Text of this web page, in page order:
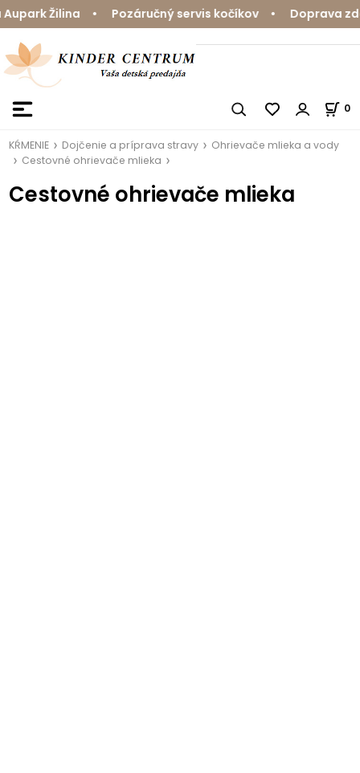
Žilina • Pozáručný servis kočíkov • Doprava
0
KŔMENIE Dojčenie a príprava stravy
Ohrievače mlieka a vody
Cestovné ohrievače mlieka
Cestovné ohrievače mlieka